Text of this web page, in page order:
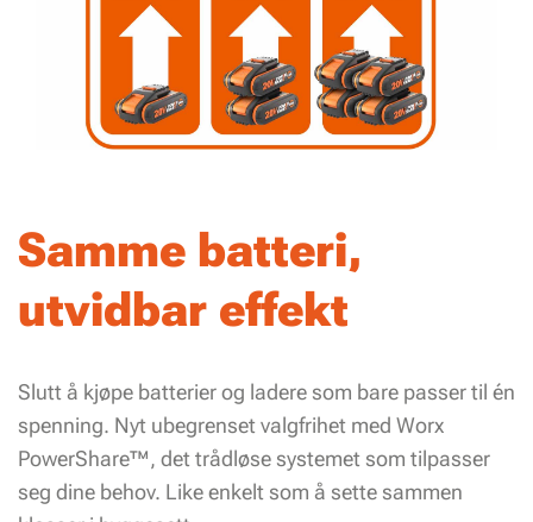
Samme batteri,
utvidbar effekt
Slutt å kjøpe batterier og ladere som bare passer til én
spenning. Nyt ubegrenset valgfrihet med Worx
PowerShare™, det trådløse systemet som tilpasser
seg dine behov. Like enkelt som å sette sammen